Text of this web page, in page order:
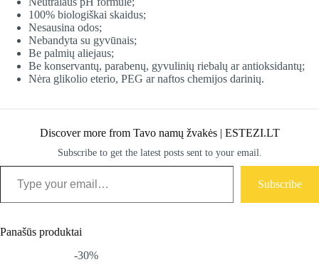
100% biologiškai skaidus;
Nesausina odos;
Nebandyta su gyvūnais;
Be palmių aliejaus;
Be konservantų, parabenų, gyvulinių riebalų ar antioksidantų;
Nėra glikolio eterio, PEG ar naftos chemijos darinių.
Discover more from Tavo namų žvakės | ESTEZI.LT
Subscribe to get the latest posts sent to your email.
Type your email…
Subscribe
Panašūs produktai
-30%